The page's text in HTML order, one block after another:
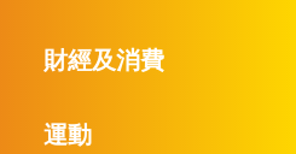
財經及消費
運動